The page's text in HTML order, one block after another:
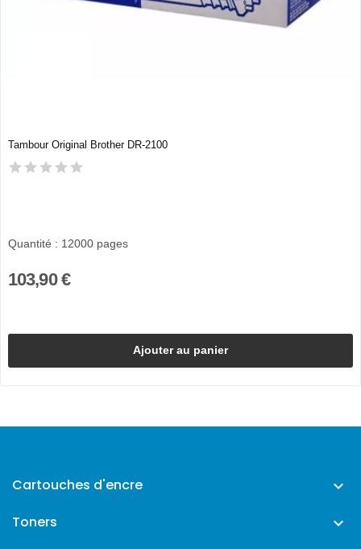
Tambour Original Brother DR-2100
Quantité : 12000 pages
103,90 €
Ajouter au panier
Cartouches d'encre 
Toners 